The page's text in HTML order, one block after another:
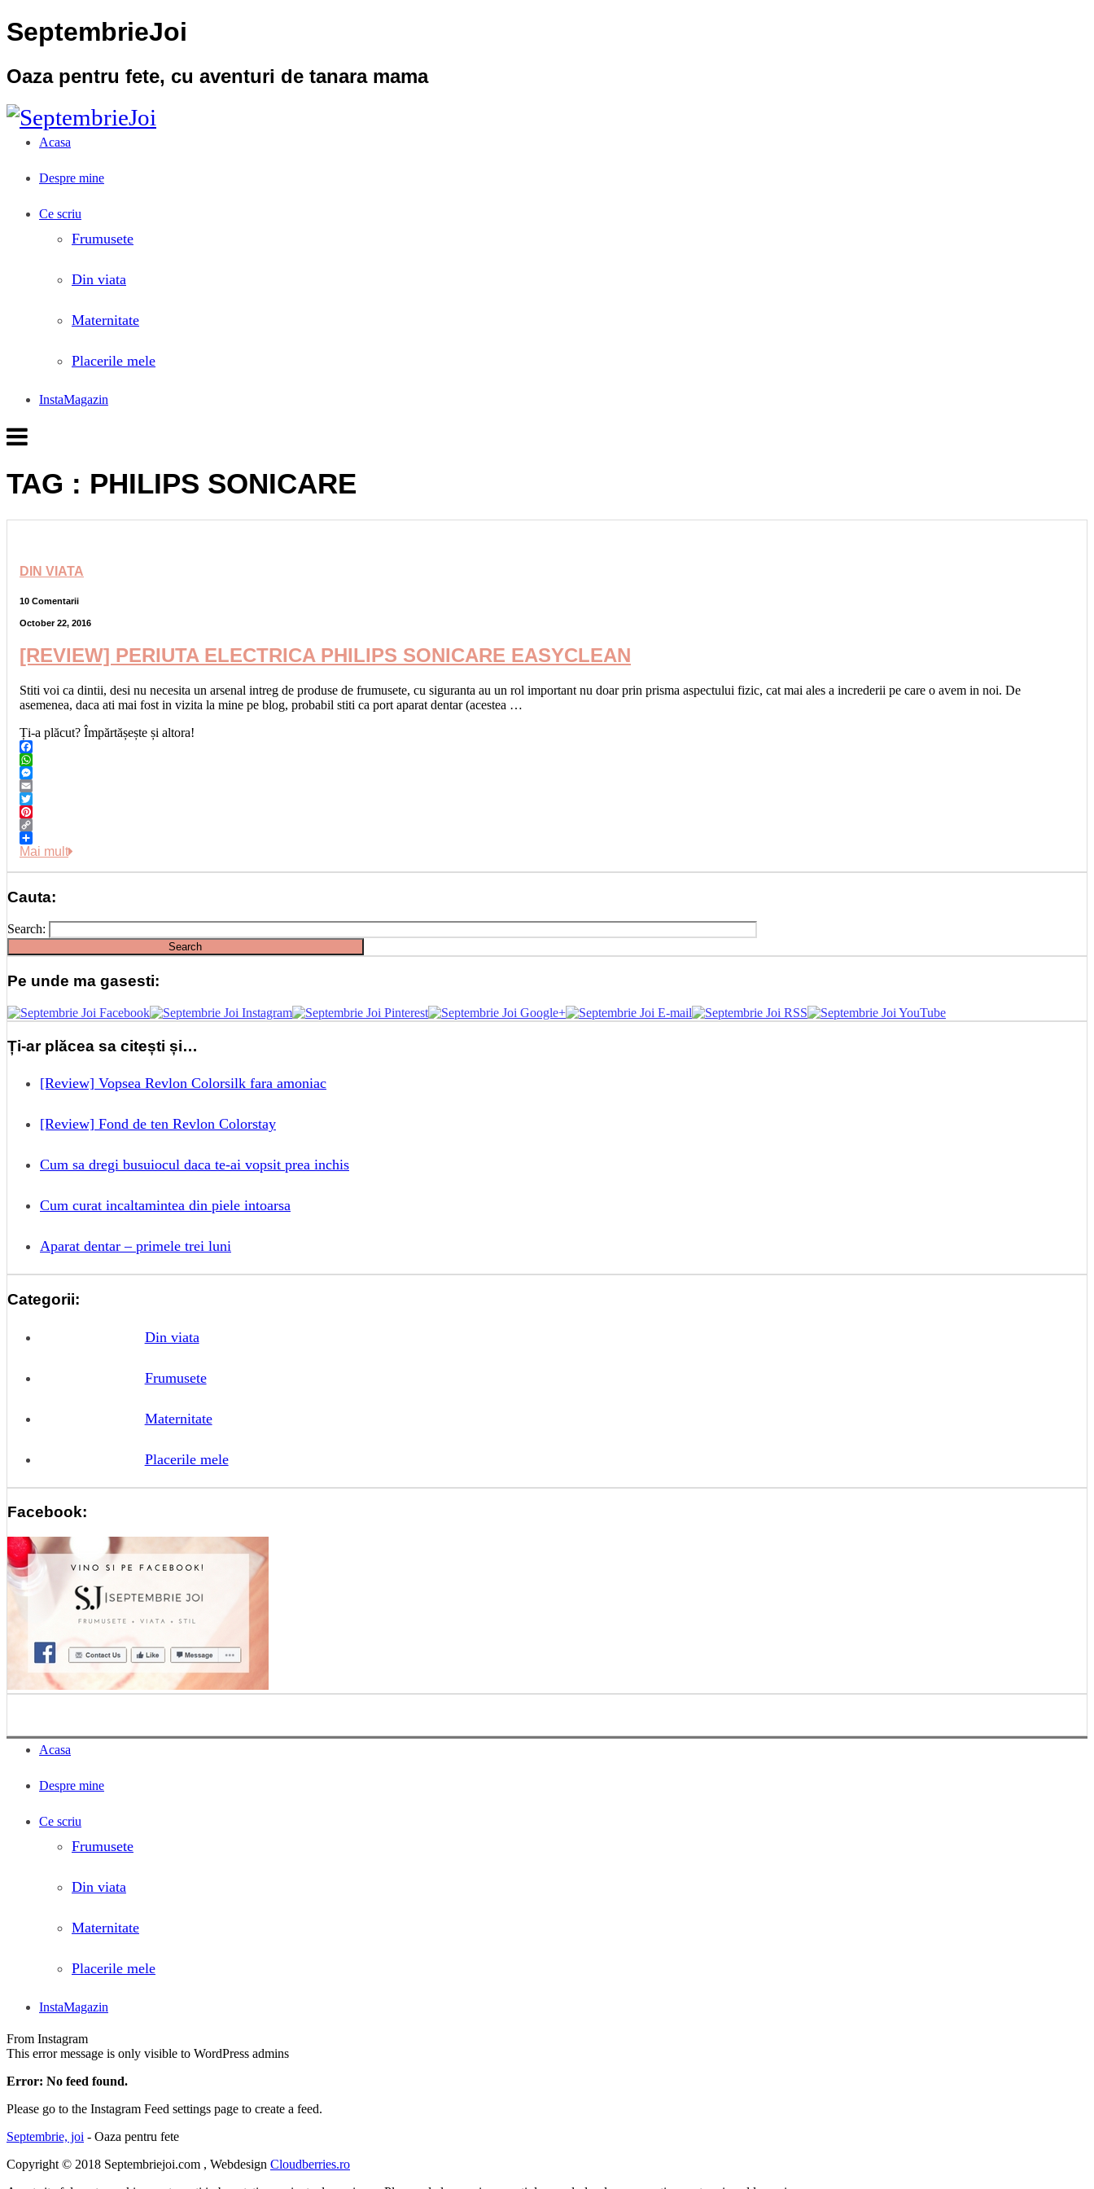
SeptembrieJoi
Oaza pentru fete, cu aventuri de tanara mama
Acasa
Despre mine
Ce scriu
Frumusete
Din viata
Maternitate
Placerile mele
InstaMagazin
TAG : PHILIPS SONICARE
DIN VIATA
10 Comentarii
October 22, 2016
[REVIEW] PERIUTA ELECTRICA PHILIPS SONICARE EASYCLEAN
Stiti voi ca dintii, desi nu necesita un arsenal intreg de produse de frumusete, cu siguranta au un rol important nu doar prin prisma aspectului fizic, cat mai ales a increderii pe care o avem in noi. De
asemenea, daca ati mai fost in vizita la mine pe blog, probabil stiti ca port aparat dentar (acestea …
Ți-a plăcut? Împărtășește și altora!
Facebook
WhatsApp
Messenger
Email
Twitter
Pinterest
Copy
Link
Share
Mai mult
Cauta:
Search:
Pe unde ma gasesti:
Ți-ar plăcea sa citești și…
[Review] Vopsea Revlon Colorsilk fara amoniac
[Review] Fond de ten Revlon Colorstay
Cum sa dregi busuiocul daca te-ai vopsit prea inchis
Cum curat incaltamintea din piele intoarsa
Aparat dentar – primele trei luni
Categorii:
Din viata
Frumusete
Maternitate
Placerile mele
Facebook:
Acasa
Despre mine
Ce scriu
Frumusete
Din viata
Maternitate
Placerile mele
InstaMagazin
From Instagram
This error message is only visible to WordPress admins
Error: No feed found.
Please go to the Instagram Feed settings page to create a feed.
Septembrie, joi - Oaza pentru fete
Copyright © 2018 Septembriejoi.com , Webdesign Cloudberries.ro